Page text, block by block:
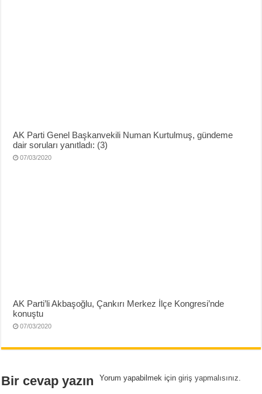
AK Parti Genel Başkanvekili Numan Kurtulmuş, gündeme
dair soruları yanıtladı: (3)
07/03/2020
AK Parti’li Akbaşoğlu, Çankırı Merkez İlçe Kongresi’nde
konuştu
07/03/2020
Bir cevap yazın Yorum yapabilmek içingiriş yapmalısınız